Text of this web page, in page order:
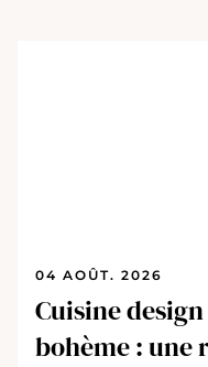
04 AOÛT. 2026
Cuisine
bohème : une